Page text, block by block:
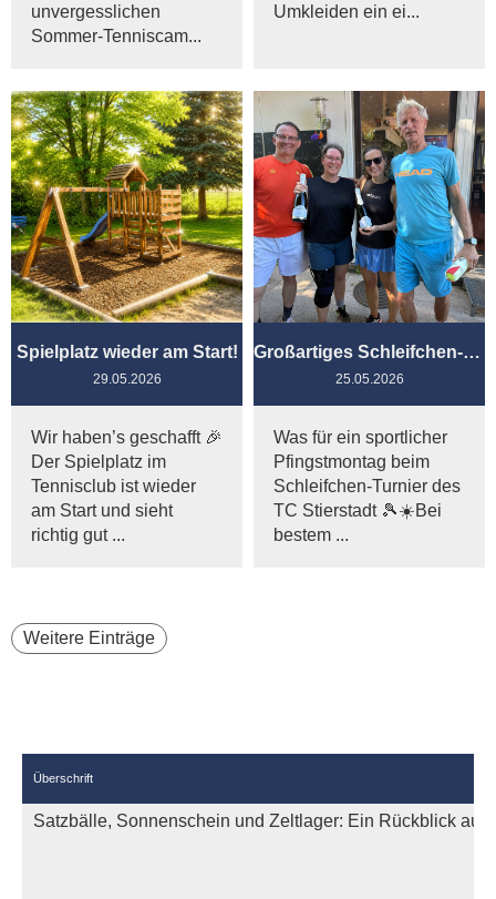
unvergesslichen
Sommer-Tenniscam...
Umkleiden ein ei...
Spielplatz wieder am Start!
29.05.2026
Wir haben’s geschafft 🎉
Der Spielplatz im
Tennisclub ist wieder
am Start und sieht
richtig gut ...
Großartiges Schleifchen-Turnier am Pfingstmontag
25.05.2026
Was für ein sportlicher
Pfingstmontag beim
Schleifchen-Turnier des
TC Stierstadt 🎾☀️Bei
bestem ...
Weitere Einträge
Überschrift
Satzbälle, Sonnenschein und Zeltlager: Ein Rückblick auf